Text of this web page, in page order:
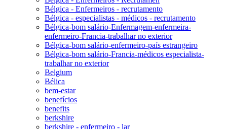
Bélgica - Enfermeiros - recrutamento
Bélgica - especialistas - médicos - recrutamento
Bélgica-bom salário-Enfermagem-enfermeira-
enfermeiro-Francia-trabalhar no exterior
Bélgica-bom salário-enfermeiro-país estrangeiro
Bélgica-bom salário-Francia-médicos especialista-
trabalhar no exterior
Belgium
Bélica
bem-estar
benefícios
benefits
berkshire
berkshire - enfermeiro - lar